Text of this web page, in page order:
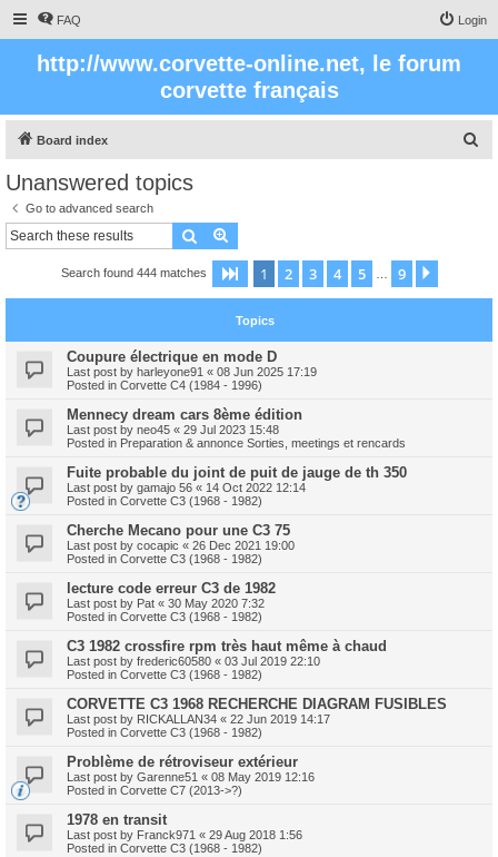
FAQ Login
http://www.corvette-online.net, le forum
corvette français
Board index
Unanswered topics
Go to advanced search
Search
Search found 444 matches Page 1of 9
1 2 3 4 5 9
Topics
Coupure électrique en mode D
Last post by harleyone91 « 08 Jun 2025 17:19
Posted in Corvette C4 (1984 - 1996)
Mennecy dream cars 8ème édition
Last post by neo45 « 29 Jul 2023 15:48
Posted in Preparation & annonce Sorties, meetings et rencards
Fuite probable du joint de puit de jauge de th 350
Last post by gamajo 56 « 14 Oct 2022 12:14
Posted in Corvette C3 (1968 - 1982)
Cherche Mecano pour une C3 75
Last post by cocapic « 26 Dec 2021 19:00
Posted in Corvette C3 (1968 - 1982)
lecture code erreur C3 de 1982
Last post by Pat « 30 May 2020 7:32
Posted in Corvette C3 (1968 - 1982)
C3 1982 crossfire rpm très haut même à chaud
Last post by frederic60580 « 03 Jul 2019 22:10
Posted in Corvette C3 (1968 - 1982)
CORVETTE C3 1968 RECHERCHE DIAGRAM FUSIBLES
Last post by RICKALLAN34 « 22 Jun 2019 14:17
Posted in Corvette C3 (1968 - 1982)
Problème de rétroviseur extérieur
Last post by Garenne51 « 08 May 2019 12:16
Posted in Corvette C7 (2013->?)
1978 en transit
Last post by Franck971 « 29 Aug 2018 1:56
Posted in Corvette C3 (1968 - 1982)